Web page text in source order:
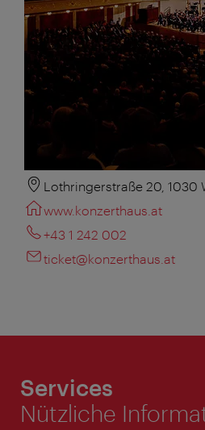
Lothringerstraße 20, 1030
www.konzerthaus.at
+43 1 242 002
ticket@konzerthaus.at
Services
Nützliche